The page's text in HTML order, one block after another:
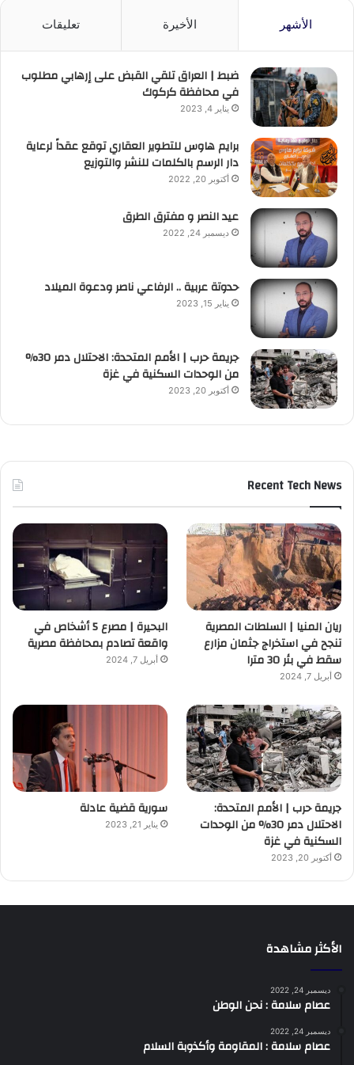
الأشهر الأخيرة تعليقات
ضبط | العراق تلقي القبض على إرهابي مطلوب
في محافظة كركوك
يناير 4, 2023
برايم هاوس للتطوير العقاري توقع عقداً لرعاية
دار الرسم بالكلمات للنشر والتوزيع
أكتوبر 20, 2022
عيد النصر و مفترق الطرق
ديسمبر 24, 2022
حدوتة عربية .. الرفاعي ناصر ودعوة الميلاد
يناير 15, 2023
جريمة حرب | الأمم المتحدة: الاحتلال دمر 30%
من الوحدات السكنية في غزة
أكتوبر 20, 2023
Recent Tech News
ريان المنيا | السلطات المصرية
تنجح في استخراج جثمان مزارع
سقط في بئر 30 مترا
أبريل 7, 2024
البحيرة | مصرع 5 أشخاص في
واقعة تصادم بمحافظة مصرية
أبريل 7, 2024
جريمة حرب | الأمم المتحدة:
الاحتلال دمر 30% من الوحدات
السكنية في غزة
أكتوبر 20, 2023
سورية قضية عادلة
يناير 21, 2023
الأكثر مشاهدة
ديسمبر 24, 2022
عصام سلامة : نحن الوطن
ديسمبر 24, 2022
عصام سلامة : المقاومة وأكذوبة السلام